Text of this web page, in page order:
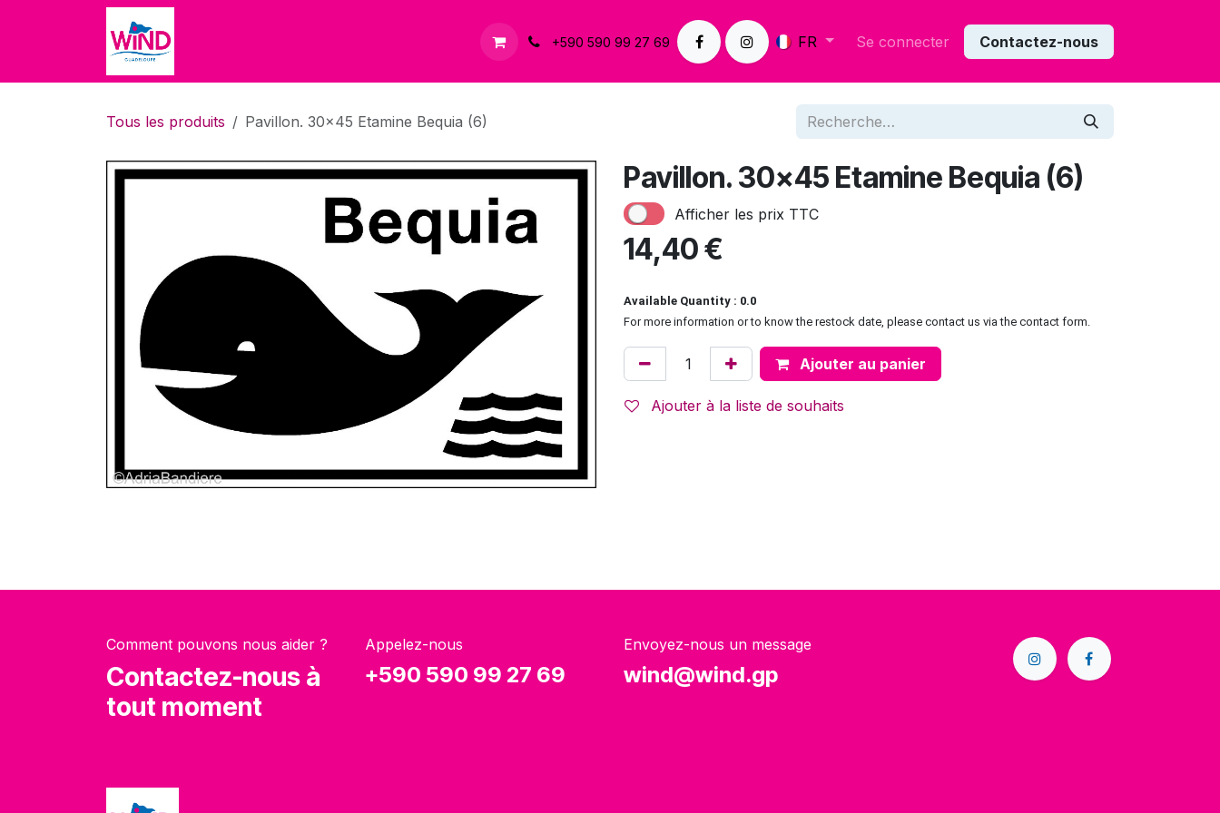
Se rendre au contenu
Contactez-nous+590 590 99 27 69 FR Se connecter Contactez-nous
Tous les produits Pavillon. 30x45 Etamine Bequia (6)
Pavillon. 30x45 Etamine Bequia (6)
Afficher les prix TTC
14,40€
Available Quantity : 0.0
For more information or to know the restock date, please contact us via the contact form.
Ajouter au panier
Ajouter à la liste de souhaits
Comment pouvons nous aider ?
Contactez-nous à
tout moment
Appelez-nous
+590 590 99 27 69
Envoyez-nous un message
wind@wind.gp